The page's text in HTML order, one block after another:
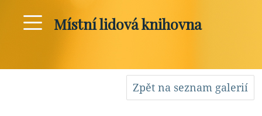
Místní lidová knihovna
Zpět na seznam galerií